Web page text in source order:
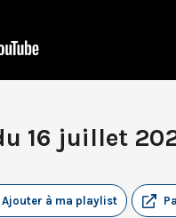
16 juillet
Ajouter à ma playlist